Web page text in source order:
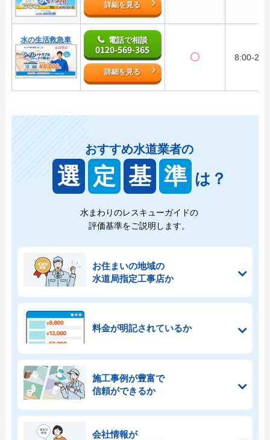
詳細を見る
水の生活救急車 電話で相談
0120-569-365
詳細を見る
〇 8:00-
おすすめ水道業者の
選 定 基 準 は？
水まわりのレスキューガイドの
評価基準をご説明します。
お住まいの地域の
水道局指定工事店か
料金が明記されているか
施工事例が豊富で
信頼ができるか
会社情報が